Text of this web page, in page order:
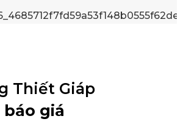
Thiết Giáp
báo giá